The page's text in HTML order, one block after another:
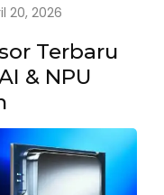
20, 2026
Terbaru
& NPU